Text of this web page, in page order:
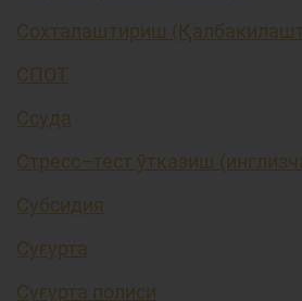
Сохталаштириш
СПОТ
Ссуда
Стресс–тест ўтказиш
Субсидия
Суғурта
Суғурта полиси